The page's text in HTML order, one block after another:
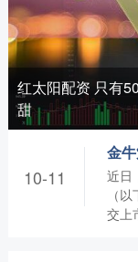
红太阳配资 只有
甜
近日
（
交上
10-11